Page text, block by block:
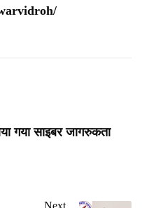
गया साइबर जागरुकता